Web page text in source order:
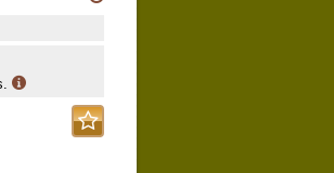
en koel